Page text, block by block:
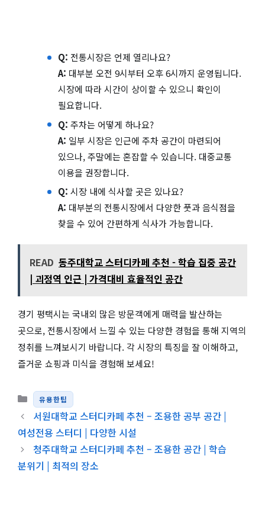
Q: 전통시장은 언제 열리나요?
A: 대부분 오전 9시부터 오후 6시까지 운영됩니다.
시장에 따라 시간이 상이할 수 있으니 확인이
필요합니다.
Q: 주차는 어떻게 하나요?
A: 일부 시장은 인근에 주차 공간이 마련되어
있으나, 주말에는 혼잡할 수 있습니다. 대중교통
이용을 권장합니다.
Q: 시장 내에 식사할 곳은 있나요?
A: 대부분의 전통시장에서 다양한 풋과 음식점을
찾을 수 있어 간편하게 식사가 가능합니다.
READ 동주대학교 스터디카페 추천 - 학습 집중 공간
| 괴정역 인근 | 가격대비 효율적인 공간
경기 평택시는 국내외 많은 방문객에게 매력을 발산하는
곳으로, 전통시장에서 느낄 수 있는 다양한 경험을 통해 지역의
정취를 느껴보시기 바랍니다. 각 시장의 특징을 잘 이해하고,
즐거운 쇼핑과 미식을 경험해 보세요!
카테고리
유용한팁
서원대학교 스터디카페 추천 – 조용한 공부 공간 |
여성전용 스터디 | 다양한 시설
청주대학교 스터디카페 추천 – 조용한 공간 | 학습
분위기 | 최적의 장소